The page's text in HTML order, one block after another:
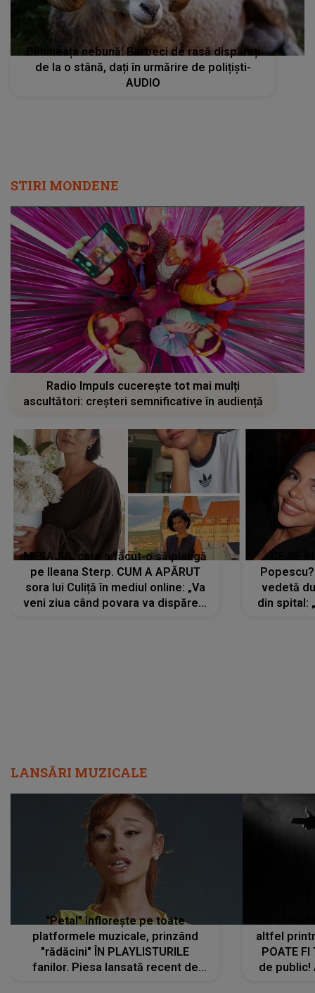
Dimineața nebună: Berbeci de rasă dispăruți
de la o stână, dați în urmărire de polițiști-
AUDIO
STIRI MONDENE
Radio Impuls cucerește tot mai mulți
ascultători: creșteri semnificative în audiență
MESAJUL care a făcut-o să plângă
pe Ileana Sterp. CUM A APĂRUT
sora lui Culiță în mediul online: „Va
veni ziua când povara va dispărea,
vedetă
din spital:
LANSĂRI MUZICALE
"Petal" înflorește pe toate
platformele muzicale, prinzând
"rădăcini" ÎN PLAYLISTURILE
fanilor. Piesa lansată recent de
altfel
POATE FI
de public!